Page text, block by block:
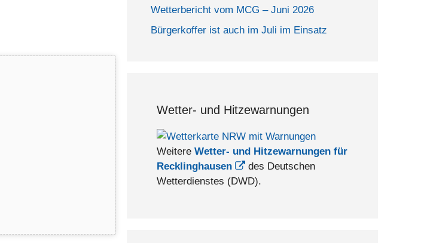
Wetterbericht vom MCG – Juni 2026
Bürgerkoffer ist auch im Juli im Einsatz
Wetter- und Hitzewarnungen
Weitere Wetter- und Hitzewarnungen für
Recklinghausen
des Deutschen
Wetterdienstes (DWD).